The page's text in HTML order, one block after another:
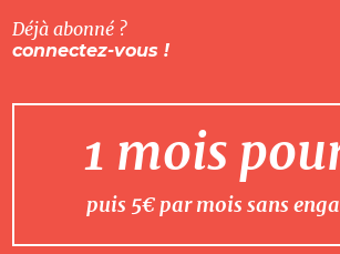
Déjà abonné ?
connectez-vous !
1 mois
puis 5€ par mois sans